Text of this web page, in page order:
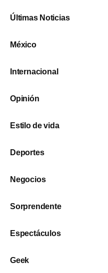
Últimas Noticias
México
Internacional
Opinión
Estilo de vida
Deportes
Negocios
Sorprendente
Espectáculos
Geek